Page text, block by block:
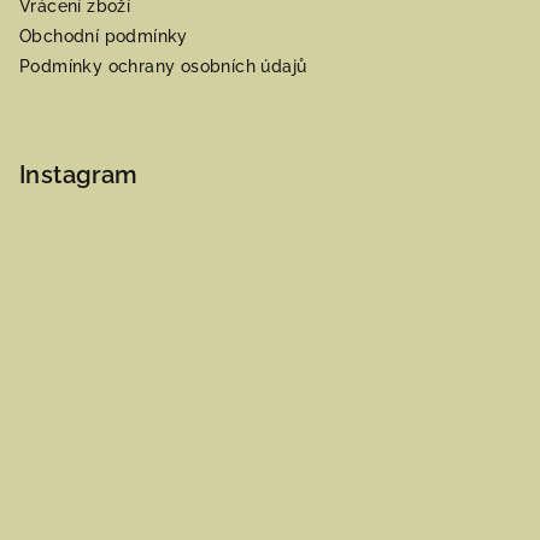
Vrácení zboží
Obchodní podmínky
Podmínky ochrany osobních údajů
Instagram